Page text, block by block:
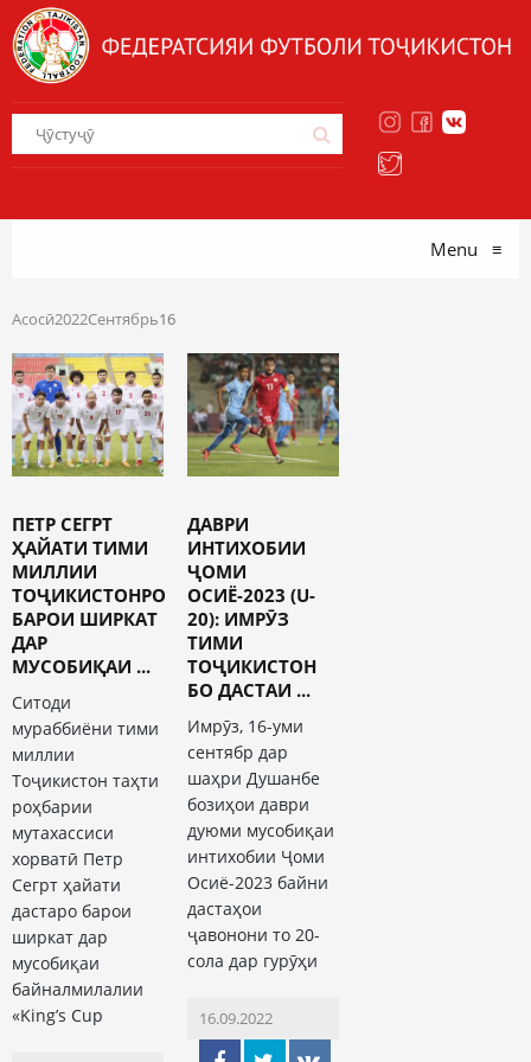
Menu ≡
Асосӣ2022Сентябрь16
ПЕТР СЕГРТ
ҲАЙАТИ ТИМИ
МИЛЛИИ
ТОҶИКИСТОНРО
БАРОИ ШИРКАТ
ДАР
МУСОБИҚАИ ...
Ситоди
мураббиёни тими
миллии
Тоҷикистон таҳти
роҳбарии
мутахассиси
хорватӣ Петр
Сегрт ҳайати
дастаро барои
ширкат дар
мусобиқаи
байналмилалии
«King’s Cup
ДАВРИ
ИНТИХОБИИ
ҶОМИ
ОСИЁ-2023 (U-
20): ИМРӮЗ
ТИМИ
ТОҶИКИСТОН
БО ДАСТАИ ...
Имрӯз, 16-уми
сентябр дар
шаҳри Душанбе
бозиҳои даври
дуюми мусобиқаи
интихобии Ҷоми
Осиё-2023 байни
дастаҳои
ҷавонони то 20-
сола дар гурӯҳи
16.09.2022